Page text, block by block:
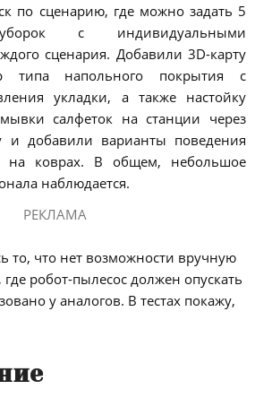
по сценарию, где можно задать 5
с индивидуальными
сценария. Добавили 3D-карту
типа напольного покрытия с
укладки, а также настойку
салфеток на станции через
и добавили варианты поведения
на коврах. В общем, небольшое
наблюдается.
РЕКЛАМА
то, что нет возможности вручную
робот-пылесос должен опускать
у аналогов. В тестах покажу,